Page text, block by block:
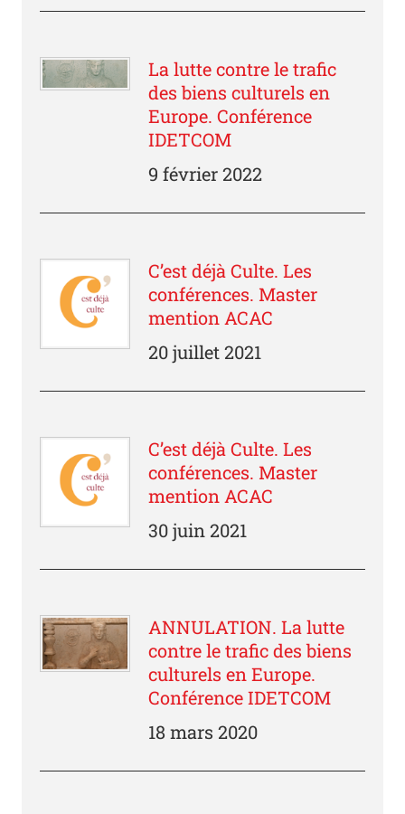
La lutte contre le trafic
des biens culturels en
Europe. Conférence
IDETCOM
9 février 2022
C’est déjà Culte. Les
conférences. Master
mention ACAC
20 juillet 2021
C’est déjà Culte. Les
conférences. Master
mention ACAC
30 juin 2021
ANNULATION. La lutte
contre le trafic des biens
culturels en Europe.
Conférence IDETCOM
18 mars 2020